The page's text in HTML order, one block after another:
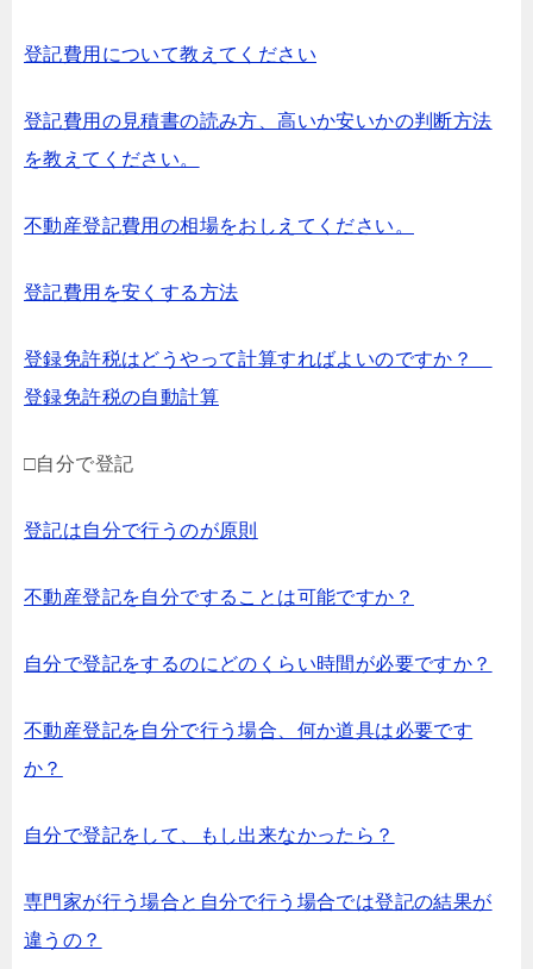
登記費用について教えてください
登記費用の見積書の読み方、高いか安いかの判断方法
を教えてください。
不動産登記費用の相場をおしえてください。
登記費用を安くする方法
登録免許税はどうやって計算すればよいのですか？
登録免許税の自動計算
□自分で登記
登記は自分で行うのが原則
不動産登記を自分ですることは可能ですか？
自分で登記をするのにどのくらい時間が必要ですか？
不動産登記を自分で行う場合、何か道具は必要です
か？
自分で登記をして、もし出来なかったら？
専門家が行う場合と自分で行う場合では登記の結果が
違うの？